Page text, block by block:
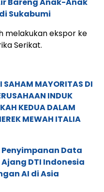
Bareng Anak-Anak
Sukabumi
melakukan ekspor ke
Serikat.
SAHAM MAYORITAS DI
INDUK
KEDUA DALAM
MEWAH ITALIA
Penyimpanan Data
DTI Indonesia
AI di Asia